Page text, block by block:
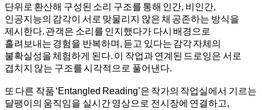
단위로 환산해 구성된 소리 구조를 통해 인간, 비인간,
인공지능의 감각이 서로 맞물리지 않은 채 공존하는 방식을
제시한다. 관객은 소리를 인지했다가 다시 배경으로
흘려보내는 경험을 반복하며, 듣고 있다는 감각 자체의
불확실성을 체험하게 된다. 이 작업과 연계된 드로잉은 서로
겹치지 않는 구조를 시각적으로 풀어낸다.
또 다른 작품 ‘Entangled Reading’은 작가의 작업실에서 기르는
달팽이의 움직임을 실시간 영상으로 전시장에 연결하고,